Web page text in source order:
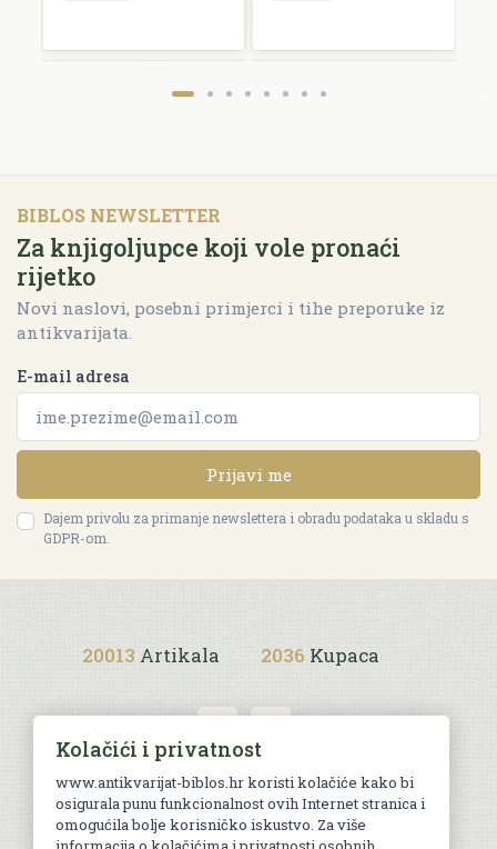
BIBLOS NEWSLETTER
Za knjigoljupce koji vole pronaći
rijetko
Novi naslovi, posebni primjerci i tihe preporuke iz
antikvarijata.
E-mail adresa
Prijavi me
Dajem privolu za primanje newslettera i obradu podataka u skladu s
GDPR-om.
20013 Artikala 2036 Kupaca
Uvjeti kupnje
Kolačići i privatnost
www.antikvarijat-biblos.hr koristi kolačiće kako bi
osigurala punu funkcionalnost ovih Internet stranica i
omogućila bolje korisničko iskustvo. Za više